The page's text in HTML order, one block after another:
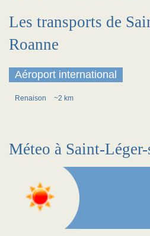
Les transports de
Roanne
Aéroport international
Renaison ~2 km
Méteo à Saint-